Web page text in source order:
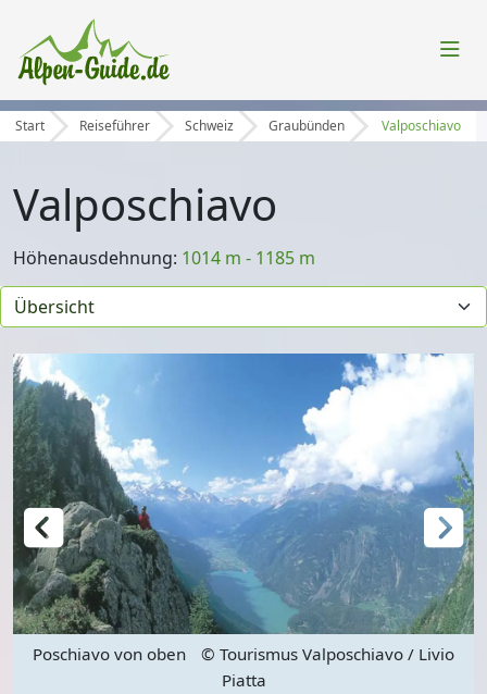
Start Reiseführer Schweiz Graubünden Valposchiavo
Valposchiavo
Höhenausdehnung: 1014 m - 1185 m
Poschiavo von oben
© Tourismus Valposchiavo / Livio
Piatta